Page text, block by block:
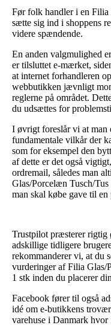
Før folk handler i en
sætte sig ind i shoppens
videre spændende.
En anden valgmulighed
er tilsluttet e-mærket,
at internet forhandleren
webbutikken jævnligt
reglerne på området.
du udsættes for
I øvrigt foreslår vi at man
fundamentale vilkår der
som for eksempel den
af dette er det også
ordremail, således man
Glas/Porcelæn Tusch/
man skal købe gave til en
Trustpilot præsterer rigtig
adskillige tidligere
rekommanderer vi, at du
vurderinger af Filia Glas/
1 stk inden du placerer
Facebook fører til også
idé om e-butikkens
varehuse i Danmark